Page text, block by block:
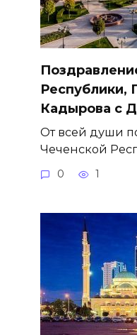
Республики,
Кадырова с
От всей души
Чеченской
0 1